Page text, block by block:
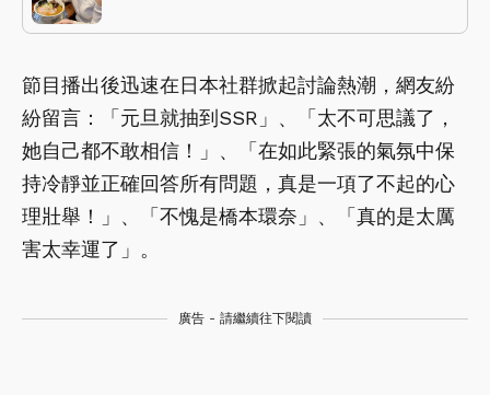
節目播出後迅速在日本社群掀起討論熱潮，網友紛
紛留言：「元旦就抽到SSR」、「太不可思議了，
她自己都不敢相信！」、「在如此緊張的氣氛中保
持冷靜並正確回答所有問題，真是一項了不起的心
理壯舉！」、「不愧是橋本環奈」、「真的是太厲
害太幸運了」。
廣告 - 請繼續往下閱讀